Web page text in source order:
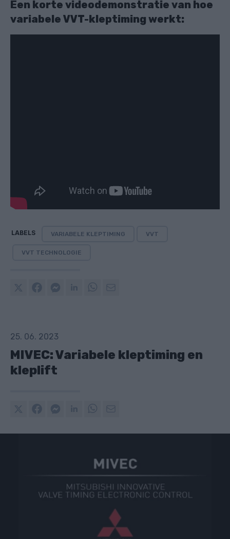
Een korte videodemonstratie van hoe
variabele VVT-kleptiming werkt:
LABELS VARIABELE KLEPTIMING VVT
VVT TECHNOLOGIE
25. 06. 2023
MIVEC: Variabele kleptiming en
kleplift